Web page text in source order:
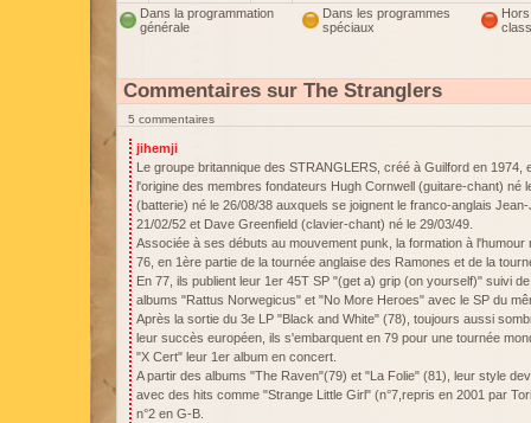
Dans la programmation
générale
Dans les programmes
spéciaux
Hors
Commentaires sur The Stranglers
5 commentaires
jihemji
Le groupe britannique des STRANGLERS, créé à Guilford en 1974,
l'origine des membres fondateurs Hugh Cornwell (guitare-chant) né
(batterie) né le 26/08/38 auxquels se joignent le franco-anglais
21/02/52 et Dave Greenfield (clavier-chant) né le 29/03/49.
Associée à ses débuts au mouvement punk, la formation à
76, en 1ère partie de la tournée anglaise des Ramones et de la
En 77, ils publient leur 1er 45T SP "(get a) grip (on yourself)" suivi
albums "Rattus Norwegicus" et "No More Heroes" avec le SP du
Après la sortie du 3e LP "Black and White" (78), toujours aussi
leur succès européen, ils s'embarquent en 79 pour une tournée
"X Cert" leur 1er album en concert.
A partir des albums "The Raven"(79) et "La Folie" (81), leur style
avec des hits comme "Strange Little Girl" (n°7,repris en 2001 par
n°2 en G-B.